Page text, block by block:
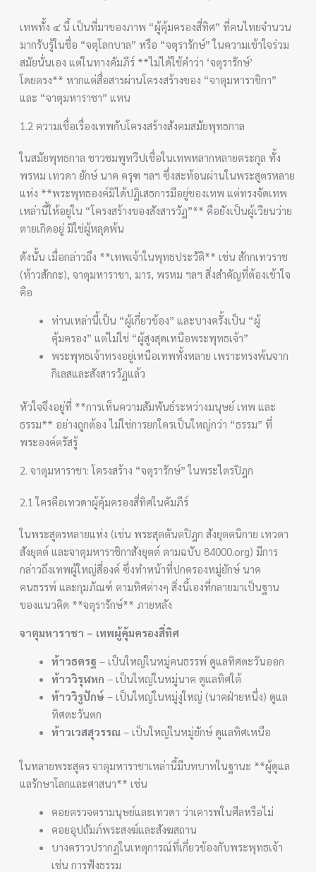
เทพทั้ง ๔ นี้ เป็นที่มาของภาพ “ผู้คุ้มครองสี่ทิศ” ที่คนไทยจำนวน
มากรับรู้ในชื่อ “จตุโลกบาล” หรือ “จตุรารักษ์” ในความเข้าใจร่วม
สมัยนั่นเอง แต่ในทางคัมภีร์ **ไม่ได้ใช้คำว่า ‘จตุรารักษ์’
โดยตรง** หากแต่สื่อสารผ่านโครงสร้างของ “จาตุมหาราชิกา”
และ “จาตุมหาราชา” แทน
1.2 ความเชื่อเรื่องเทพกับโครงสร้างสังคมสมัยพุทธกาล
ในสมัยพุทธกาล ชาวชมพูทวีปเชื่อในเทพหลากหลายตระกูล ทั้ง
พรหม เทวดา ยักษ์ นาค ครุฑ ฯลฯ ซึ่งสะท้อนผ่านในพระสูตรหลาย
แห่ง **พระพุทธองค์มิได้ปฏิเสธการมีอยู่ของเทพ แต่ทรงจัดเทพ
เหล่านี้ให้อยู่ใน “โครงสร้างของสังสารวัฏ”** คือยังเป็นผู้เวียนว่าย
ตายเกิดอยู่ มิใช่ผู้หลุดพ้น
ดังนั้น เมื่อกล่าวถึง **เทพเจ้าในพุทธประวัติ** เช่น สักกเทวราช
(ท้าวสักกะ), จาตุมหาราชา, มาร, พรหม ฯลฯ สิ่งสำคัญที่ต้องเข้าใจ
คือ
ท่านเหล่านี้เป็น “ผู้เกี่ยวข้อง” และบางครั้งเป็น “ผู้
คุ้มครอง” แต่ไม่ใช่ “ผู้สูงสุดเหนือพระพุทธเจ้า”
พระพุทธเจ้าทรงอยู่เหนือเทพทั้งหลาย เพราะทรงพ้นจาก
กิเลสและสังสารวัฏแล้ว
หัวใจจึงอยู่ที่ **การเห็นความสัมพันธ์ระหว่างมนุษย์ เทพ และ
ธรรม** อย่างถูกต้อง ไม่ใช่การยกใครเป็นใหญ่กว่า “ธรรม” ที่
พระองค์ตรัสรู้
2. จาตุมหาราชา: โครงสร้าง “จตุรารักษ์” ในพระไตรปิฎก
2.1 ใครคือเทวดาผู้คุ้มครองสี่ทิศในคัมภีร์
ในพระสูตรหลายแห่ง (เช่น พระสุตตันตปิฎก สังยุตตนิกาย เทวตา
สังยุตต์ และจาตุมหาราชิกาสังยุตต์ ตามฉบับ 84000.org) มีการ
กล่าวถึงเทพผู้ใหญ่สี่องค์ ซึ่งทำหน้าที่ปกครองหมู่ยักษ์ นาค
คนธรรพ์ และกุมภัณฑ์ ตามทิศต่างๆ สิ่งนี้เองที่กลายมาเป็นฐาน
ของแนวคิด **จตุรารักษ์** ภายหลัง
จาตุมหาราชา – เทพผู้คุ้มครองสี่ทิศ
ท้าวธตรฐ – เป็นใหญ่ในหมู่คนธรรพ์ ดูแลทิศตะวันออก
ท้าววิรุฬหก – เป็นใหญ่ในหมู่นาค ดูแลทิศใต้
ท้าววิรูปักษ์ – เป็นใหญ่ในหมู่งูใหญ่ (นาคฝ่ายหนึ่ง) ดูแล
ทิศตะวันตก
ท้าวเวสสุวรรณ – เป็นใหญ่ในหมู่ยักษ์ ดูแลทิศเหนือ
ในหลายพระสูตร จาตุมหาราชาเหล่านี้มีบทบาทในฐานะ **ผู้ดูแล
แลรักษาโลกและศาสนา** เช่น
คอยตรวจตรามนุษย์และเทวดา ว่าเคารพในศีลหรือไม่
คอยอุปถัมภ์พระสงฆ์และสังฆสถาน
บางคราวปรากฏในเหตุการณ์ที่เกี่ยวข้องกับพระพุทธเจ้า
เช่น การฟังธรรม